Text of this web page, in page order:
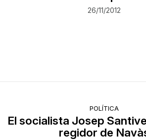
26/11/2012
POLÍTICA
El socialista Josep
regidor de